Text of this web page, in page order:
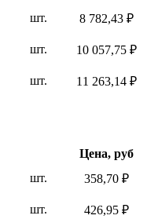
шт.
8 782,43 ₽
шт.
10 057,75 ₽
шт. 11 263,14 ₽
Цена, руб
шт.
358,70 ₽
шт.
426,95 ₽